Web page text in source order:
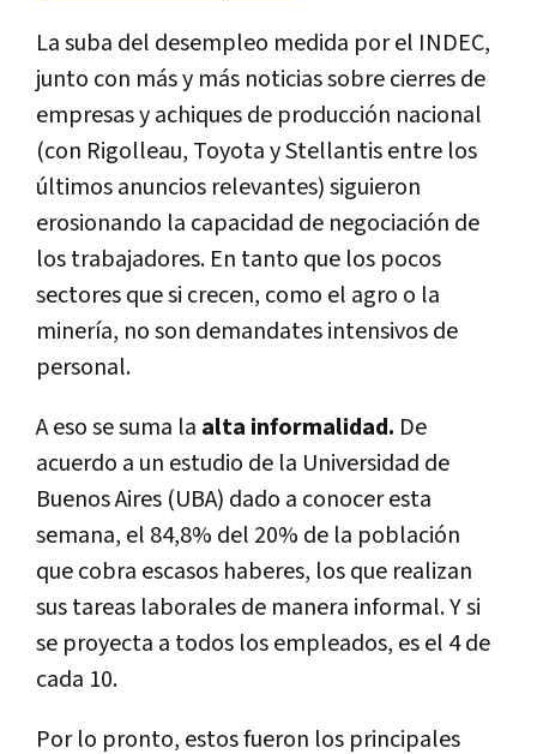
La suba del desempleo medida por el INDEC,
junto con más y más noticias sobre cierres de
empresas y achiques de producción nacional
(con Rigolleau, Toyota y Stellantis entre los
últimos anuncios relevantes) siguieron
erosionando la capacidad de negociación de
los trabajadores. En tanto que los pocos
sectores que si crecen, como el agro o la
minería, no son demandates intensivos de
personal.
A eso se suma la alta informalidad. De
acuerdo a un estudio de la Universidad de
Buenos Aires (UBA) dado a conocer esta
semana, el 84,8% del 20% de la población
que cobra escasos haberes, los que realizan
sus tareas laborales de manera informal. Y si
se proyecta a todos los empleados, es el 4 de
cada 10.
Por lo pronto, estos fueron los principales